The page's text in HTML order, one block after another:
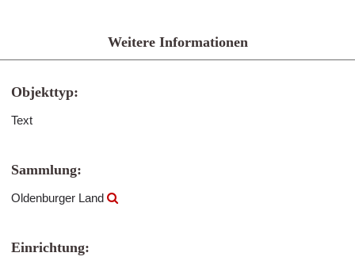
Weitere Informationen
Objekttyp:
Text
Sammlung:
Oldenburger Land
Einrichtung: